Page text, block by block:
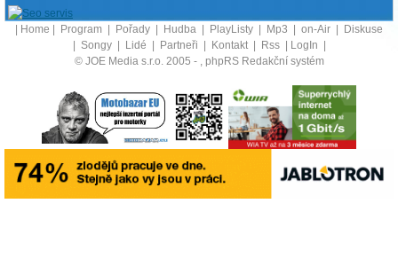
Home Program Pořady Hudba PlayListy Mp3 on-Air
Diskuse
Songy Lidé Partneři Kontakt Rss LogIn
© JOE Media s.r.o. 2005 - , phpRS Redakční systém